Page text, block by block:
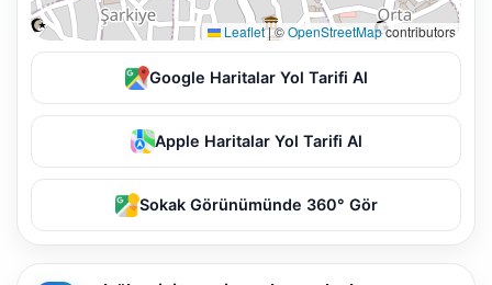
Leaflet|©OpenStreetMapcontributors
Google Haritalar Yol Tarifi Al
Apple Haritalar Yol Tarifi Al
Sokak Görünümünde 360° Gör